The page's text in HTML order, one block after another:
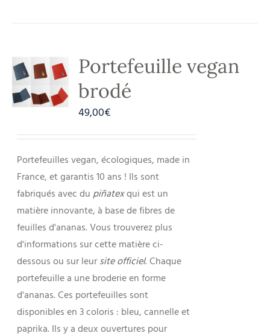
Portefeuille vegan
brodé
49,00€
Portefeuilles vegan, écologiques, made in
France, et garantis 10 ans ! Ils sont
fabriqués avec du piñatexqui est un
matière innovante, à base de fibres de
feuilles d'ananas. Vous trouverez plus
d'informations sur cette matière ci-
dessous ou sur leur site officiel. Chaque
portefeuille a une broderie en forme
d'ananas. Ces portefeuilles sont
disponibles en 3 coloris : bleu, cannelle et
paprika. Ils y a deux ouvertures pour